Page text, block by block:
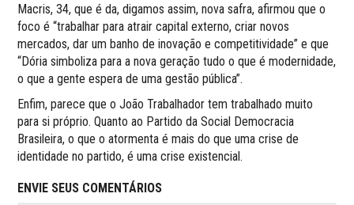
Macris, 34, que é da, digamos assim, nova safra, afirmou que o
foco é “trabalhar para atrair capital externo, criar novos
mercados, dar um banho de inovação e competitividade” e que
“Dória simboliza para a nova geração tudo o que é modernidade,
o que a gente espera de uma gestão pública”.
Enfim, parece que o João Trabalhador tem trabalhado muito
para si próprio. Quanto ao Partido da Social Democracia
Brasileira, o que o atormenta é mais do que uma crise de
identidade no partido, é uma crise existencial.
ENVIE SEUS COMENTÁRIOS